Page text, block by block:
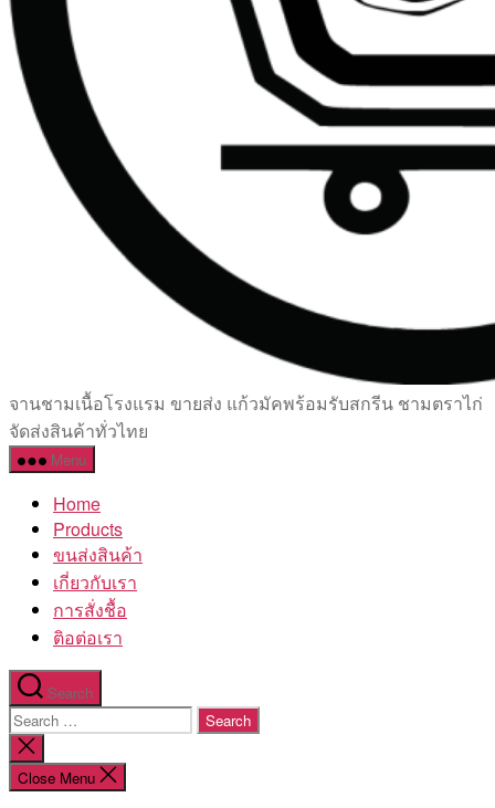
เซรามิค
ครบ
ครัน
โรงงาน
จานชามเนื้อโรงแรม ขายส่ง แก้วมัคพร้อมรับสกรีน ชามตราไก่
จัดส่งสินค้าทั่วไทย
Menu
Home
Products
ขนส่งสินค้า
เกี่ยวกับเรา
การสั่งชื้อ
ติอต่อเรา
Search
Search
for:
Close
search
Close Menu